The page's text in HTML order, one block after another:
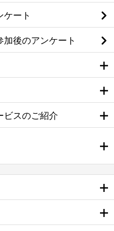
ケート
後のアンケート
スのご紹介